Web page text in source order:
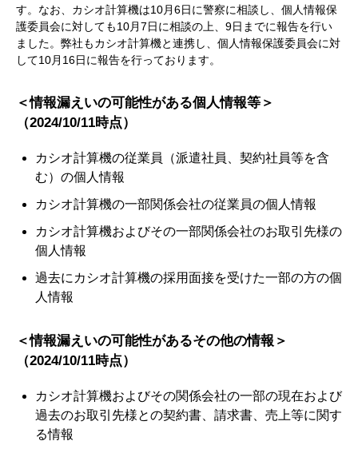
す。なお、カシオ計算機は10月6日に警察に相談し、個人情報保
護委員会に対しても10月7日に相談の上、9日までに報告を行い
ました。弊社もカシオ計算機と連携し、個人情報保護委員会に対
して10月16日に報告を行っております。
＜情報漏えいの可能性がある個人情報等＞
（2024/10/11時点）
カシオ計算機の従業員（派遣社員、契約社員等を含
む）の個人情報
カシオ計算機の一部関係会社の従業員の個人情報
カシオ計算機およびその一部関係会社のお取引先様の
個人情報
過去にカシオ計算機の採用面接を受けた一部の方の個
人情報
＜情報漏えいの可能性があるその他の情報＞
（2024/10/11時点）
カシオ計算機およびその関係会社の一部の現在および
過去のお取引先様との契約書、請求書、売上等に関す
る情報